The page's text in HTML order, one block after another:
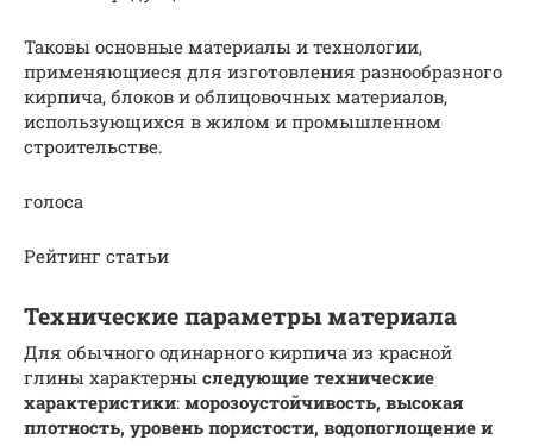
Таковы основные материалы и технологии,
применяющиеся для изготовления разнообразного
кирпича, блоков и облицовочных материалов,
использующихся в жилом и промышленном
строительстве.
голоса
Рейтинг статьи
Технические параметры материала
Для обычного одинарного кирпича из красной
глины характерны следующие технические
характеристики: морозоустойчивость, высокая
плотность, уровень пористости, водопоглощение и